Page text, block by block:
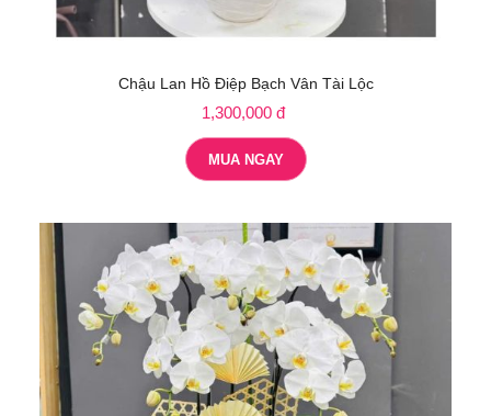
Chậu Lan Hồ Điệp Bạch Vân Tài Lộc
1,300,000 đ
MUA NGAY